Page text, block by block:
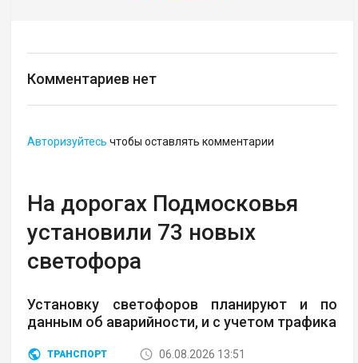
Комментариев нет
Авторизуйтесь чтобы оставлять комментарии
На дорогах Подмосковья
установили 73 новых
светофора
Установку светофоров планируют и по
данным об аварийности, и с учетом трафика
ТРАНСПОРТ
06.08.2026 13:51